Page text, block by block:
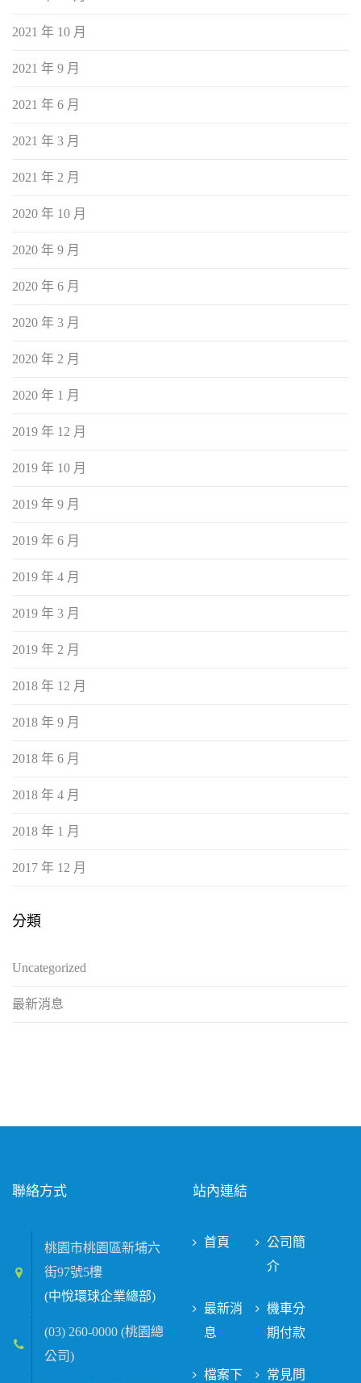
2021 年 10 月
2021 年 9 月
2021 年 6 月
2021 年 3 月
2021 年 2 月
2020 年 10 月
2020 年 9 月
2020 年 6 月
2020 年 3 月
2020 年 2 月
2020 年 1 月
2019 年 12 月
2019 年 10 月
2019 年 9 月
2019 年 6 月
2019 年 4 月
2019 年 3 月
2019 年 2 月
2018 年 12 月
2018 年 9 月
2018 年 6 月
2018 年 4 月
2018 年 1 月
2017 年 12 月
分類
Uncategorized
最新消息
聯絡方式
桃園市桃園區新埔六
街97號5樓
(中悅環球企業總部)
(03) 260-0000 (桃園總
公司)
站內連結
首頁
公司簡
介
最新消
息
機車分
期付款
檔案下
常見問